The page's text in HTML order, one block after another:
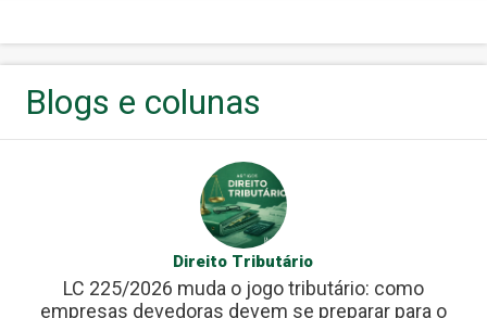
Blogs e colunas
Direito Tributário
LC 225/2026 muda o jogo tributário: como
empresas devedoras devem se preparar para o